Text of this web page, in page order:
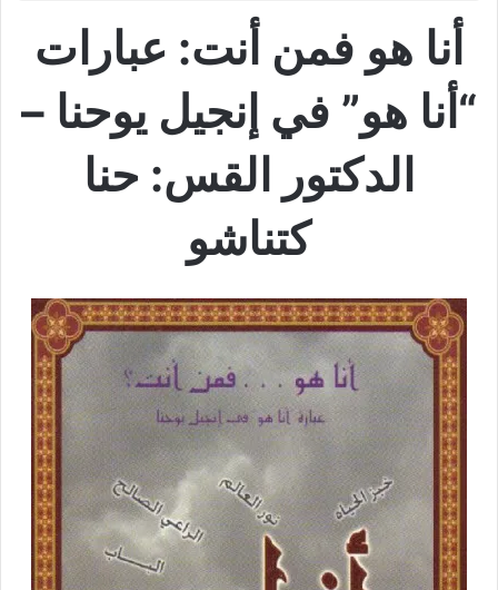
أنا هو فمن أنت: عبارات
“أنا هو” في إنجيل يوحنا –
الدكتور القس: حنا
كتناشو